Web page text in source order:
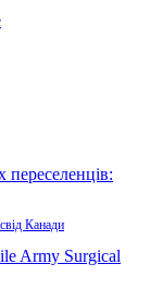
Канади